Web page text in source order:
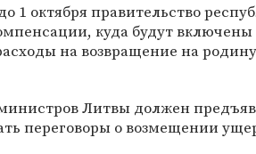
1 октября правительство
куда будут
на возвращение на
Литвы должен
переговоры о возмещении